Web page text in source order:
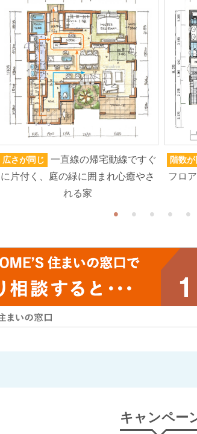
広さが同じ
一直線の帰宅動線ですぐ
に片付く、庭の緑に囲まれ心癒やさ
れる家
階数が
フロ
キャンペー